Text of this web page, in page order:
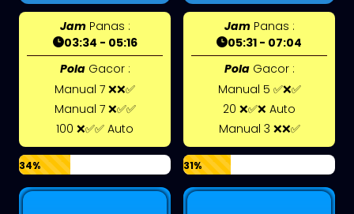
JamPanas :
03:34 - 05:16
PolaGacor :
Manual 7 ❌❌✅
Manual 7 ❌✅✅
100 ❌✅✅ Auto
34%
JamPanas :
05:31 - 07:04
PolaGacor :
Manual 5 ✅❌✅
20 ❌✅❌ Auto
Manual 3 ❌❌✅
31%